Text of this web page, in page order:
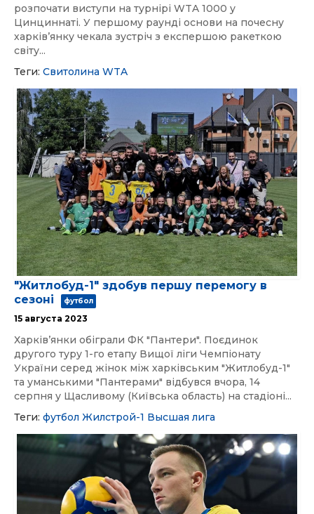
розпочати виступи на турнірі WTA 1000 у
Цинциннаті. У першому раунді основи на почесну
харківʼянку чекала зустріч з експершою ракеткою
світу...
Теги: Свитолина WTA
"Житлобуд-1" здобув першу перемогу в
сезоні
футбол
15 августа 2023
Харківʼянки обіграли ФК "Пантери". Поєдинок
другого туру 1-го етапу Вищої ліги Чемпіонату
України серед жінок між харківським "Житлобуд-1"
та уманськими "Пантерами" відбувся вчора, 14
серпня у Щасливому (Київська область) на стадіоні...
Теги: футбол Жилстрой-1 Высшая лига